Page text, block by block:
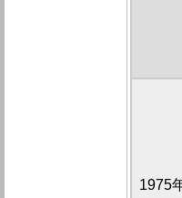
1975